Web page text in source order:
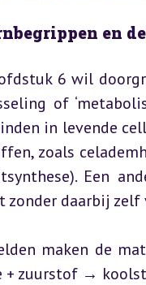
en
6 wil
of
in levende
zoals
Een
zonder daarbij
maken de
+ zuurstof →